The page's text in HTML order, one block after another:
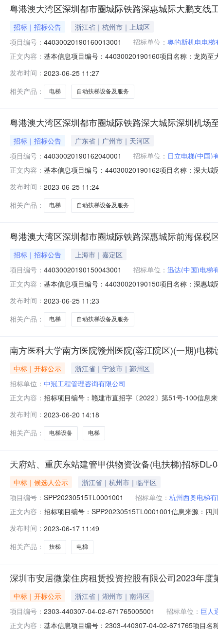
粤港澳大湾区深圳都市圈城际铁路深惠城际大鹏支线
招标｜招标公告
浙江省｜杭州市｜上城区
项目编号： 44030020190160013001 招标单位： 奥的斯机电电梯
正文内容： 基本信息项目编号：44030020190160项目名称：龙岗
标方式：公开招标工程类型：货物采购建设单位：发布
发布时间： 2023-06-25 11:27
相关产品：
电梯 自动扶梯设备及服务
粤港澳大湾区深圳都市圈城际铁路深大城际深圳机
招标｜招标公告
广东省｜广州市｜天河区
项目编号： 44030020190162040001 招标单位： 日立电梯(中国)
正文内容： 基本信息项目编号：44030020190162项目名称：深大
梯设备及服务采购项目招标方式：公开招标工程类型：
发布时间： 2023-06-25 11:24
相关产品：
电梯 自动扶梯设备及服务
粤港澳大湾区深圳都市圈城际铁路深惠城际前海保
招标｜招标公告
上海市｜嘉定区
项目编号： 44030020190150043001 招标单位： 迅达(中国)电梯
正文内容： 基本信息项目编号：44030020190150项目名称：深惠
梯设备及服务采购项目招标方式：公开招标工程类型：
发布时间： 2023-06-25 11:23
相关产品：
电梯 自动扶梯设备及服务
南方医科大学南方医院赣州医院(蓉江院区)(一期)电
中标｜开标公示
浙江省｜宁波市｜鄞州区
招标单位： 中冠工程管理咨询有限公司
正文内容： 招标项目编号：赣建市直招字〔2022〕第51号-100信息
司;项目负责人:;报价:0.00元/%;工期:日历天;质量要求:;保
发布时间： 2023-06-20 14:18
相关产品：
电梯设备 电梯
天府站、重庆东站建管甲供物资设备(电扶梯)招标
中标｜候选人公示
浙江省｜杭州市｜临平区
项目编号： SPP20230515TL0001001 招标单位： 杭州西奥电梯
正文内容： 招标项目编号：SPP20230515TL0001001信息来源：四
成都局集团有限公司客站建设指挥部发布天府站、重庆
标已经评审结
发布时间： 2023-06-17 11:49
相关产品：
扶梯 电梯
深圳市安居微棠住房租赁投资控股有限公司2023年
中标｜开标公示
浙江省｜湖州市｜南浔区
项目编号： 2303-440307-04-02-671765005001 招标单位： 巨人
正文内容： 基本信息项目编号：2303-440307-04-02-671765项目名